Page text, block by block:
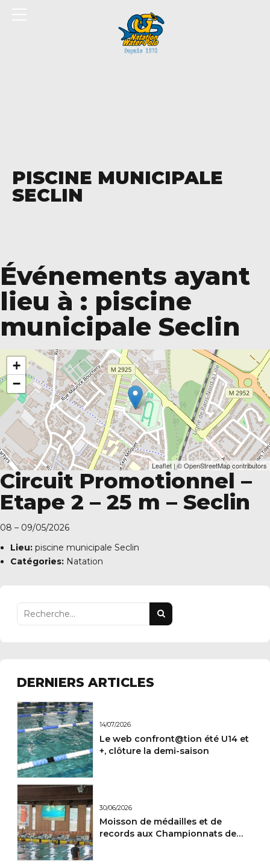
PISCINE MUNICIPALE
SECLIN
Événements ayant
lieu à : piscine
municipale Seclin
+
−
Leaflet | ©OpenStreetMapcontributors
Circuit Promotionnel –
Etape 2 – 25 m – Seclin
08 – 09/05/2026
Lieu: piscine municipale Seclin
Catégories: Natation
DERNIERS ARTICLES
14/07/2026
Le web confront@tion été U14 et
+, clôture la demi-saison
30/06/2026
Moisson de médailles et de
records aux Championnats de